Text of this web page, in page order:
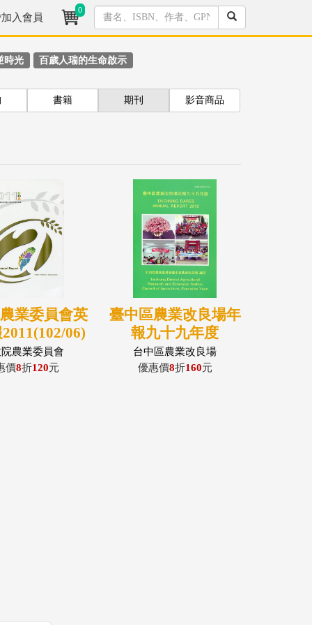
入會員
0
時光 百歲人瑞的生命啟示
書籍 期刊 影音商品
業委員會英
06)
農業委員會
價8折120元
臺中區農業改良場年
報九十九年度
(100/06)
台中區農業改良場
優惠價8折160元